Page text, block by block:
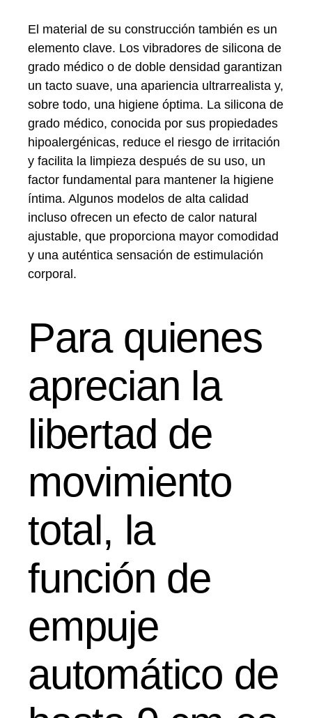
El material de su construcción también es un
elemento clave. Los vibradores de silicona de
grado médico o de doble densidad garantizan
un tacto suave, una apariencia ultrarrealista y,
sobre todo, una higiene óptima. La silicona de
grado médico, conocida por sus propiedades
hipoalergénicas, reduce el riesgo de irritación
y facilita la limpieza después de su uso, un
factor fundamental para mantener la higiene
íntima. Algunos modelos de alta calidad
incluso ofrecen un efecto de calor natural
ajustable, que proporciona mayor comodidad
y una auténtica sensación de estimulación
corporal.
Para quienes
aprecian la
libertad de
movimiento
total, la
función de
empuje
automático de